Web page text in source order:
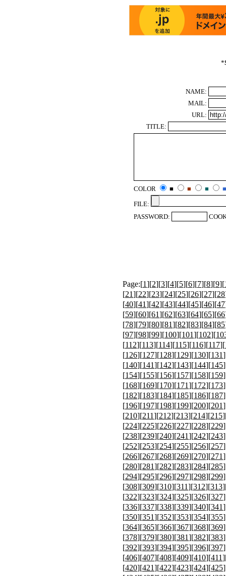
*
NAME:
MAIL:
URL:
TITLE:
COLOR ■ ■ ■
■
FILE:
PASSWORD:
Page:[1][2][3][4][5][6][7][8][9][
[21][22][23][24][25][26][27][28
[40][41][42][43][44][45][46][47
[59][60][61][62][63][64][65][66
[78][79][80][81][82][83][84][85
[97][98][99][100][101][102][
[112][113][114][115][116][117][
[126][127][128][129][130][131
[140][141][142][143][144][145
[154][155][156][157][158][159
[168][169][170][171][172][173
[182][183][184][185][186][187
[196][197][198][199][200][201
[210][211][212][213][214][215
[224][225][226][227][228][229
[238][239][240][241][242][243
[252][253][254][255][256][257
[266][267][268][269][270][271
[280][281][282][283][284][285
[294][295][296][297][298][299
[308][309][310][311][312][313
[322][323][324][325][326][327
[336][337][338][339][340][341
[350][351][352][353][354][355
[364][365][366][367][368][369
[378][379][380][381][382][383
[392][393][394][395][396][397
[406][407][408][409][410][411
[420][421][422][423][424][425